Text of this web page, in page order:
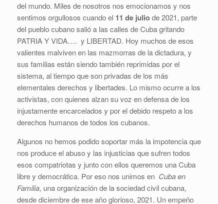
del mundo. Miles de nosotros nos emocionamos y nos
sentimos orgullosos cuando el 11 de juliode 2021, parte
del pueblo cubano salió a las calles de Cuba gritando
PATRIA Y VIDA…. y LIBERTAD. Hoy muchos de esos
valientes malviven en las mazmorras de la dictadura, y
sus familias están siendo también reprimidas por el
sistema, al tiempo que son privadas de los más
elementales derechos y libertades. Lo mismo ocurre a los
activistas, con quienes alzan su voz en defensa de los
injustamente encarcelados y por el debido respeto a los
derechos humanos de todos los cubanos.
Algunos no hemos podido soportar más la impotencia que
nos produce el abuso y las injusticias que sufren todos
esos compatriotas y junto con ellos queremos una Cuba
libre y democrática. Por eso nos unimos en Cuba en
Familia, una organización de la sociedad civil cubana,
desde diciembre de ese año glorioso, 2021. Un empeño